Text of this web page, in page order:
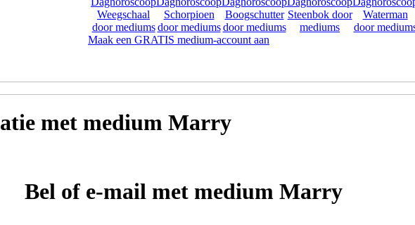
Maak een GRATIS medium-account aan
met medium Marry
Bel of e-mail met medium Marry